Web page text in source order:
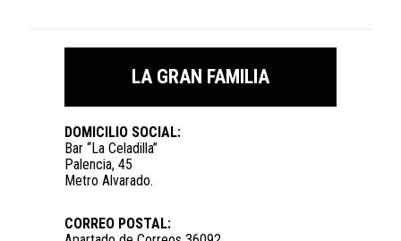
LA GRAN FAMILIA
DOMICILIO SOCIAL:
Bar “La Celadilla”
Palencia, 45
Metro Alvarado.
CORREO POSTAL: